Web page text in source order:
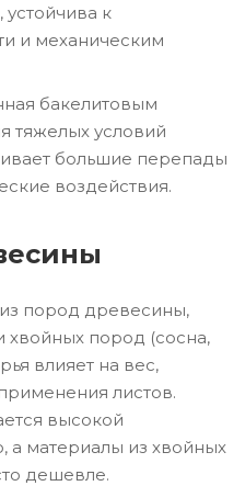
устойчива к
и механическим
бакелитовым
тяжелых условий
большие перепады
воздействия.
пород древесины,
хвойных пород (сосна,
влияет на вес,
листов.
высокой
а материалы из хвойных
дешевле.